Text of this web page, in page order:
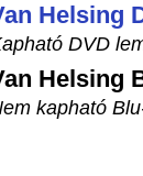
Helsing
DVD
Helsing
kapható